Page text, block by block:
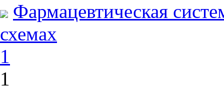
Фармацевтическая
схемах
1
1